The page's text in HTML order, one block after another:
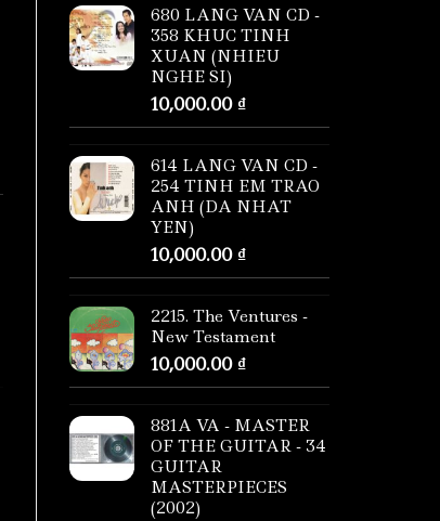
680 LANG VAN CD -
358 KHUC TINH
XUAN (NHIEU
NGHE SI)
10,000.00 ₫
614 LANG VAN CD -
254 TINH EM TRAO
ANH (DA NHAT
YEN)
10,000.00 ₫
2215. The Ventures -
New Testament
10,000.00 ₫
881A VA - MASTER
OF THE GUITAR - 34
GUITAR
MASTERPIECES
(2002)